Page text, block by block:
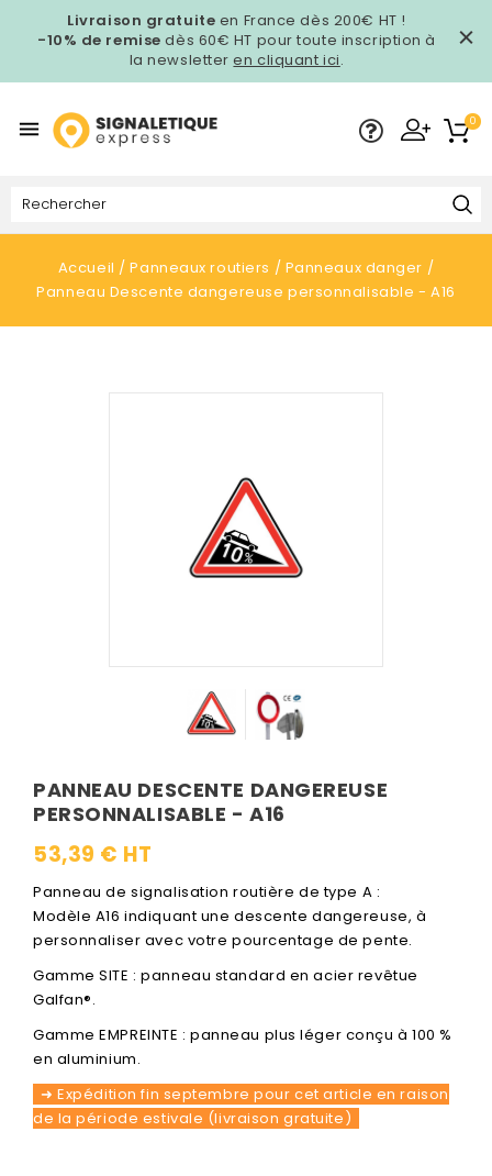
Livraison gratuite en France dès 200€ HT !
-10% de remise dès 60€ HT pour toute inscription à
la newsletteren cliquant ici.
 0
Accueil Panneaux routiers
Panneaux danger
Panneau Descente dangereuse personnalisable - A16
PANNEAU DESCENTE DANGEREUSE
PERSONNALISABLE - A16
53,39 € HT
Panneau de signalisation routière de type A :
Modèle A16 indiquant une descente dangereuse, à
personnaliser avec votre pourcentage de pente.
Gamme SITE : panneau standard en acier revêtue
Galfan®.
Gamme EMPREINTE : panneau plus léger conçu à 100 %
en aluminium.
➜ Expédition fin septembre pour cet article en raison
de la période estivale (livraison gratuite)